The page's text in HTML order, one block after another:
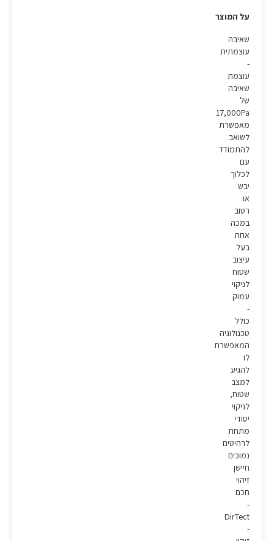
על המוצר
שאיבה
עוצמתית
עוצמת
שאיבה
של
17,000Pa
מאפשרת
לשואב
להתמודד
עם
לכלוך
יבש
או
רטוב
במכה
אחת
בעל
עיצוב
שטוח
לניקוי
עמוק
כולל
טכנולוגיה
המאפשרת
לו
להגיע
למצב
שטוח,
לניקוי
יסודי
מתחת
לרהיטים
נמוכים
חיישן
זיהוי
חכם
DirTect